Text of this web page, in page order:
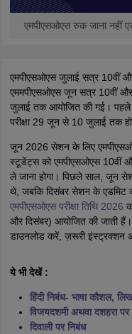
एमपीएसओएस रुक जाना नहीं
एमपीएसओएस जुलाई सत्र 10वीं और
एममपीएसओएस जून सत्र 10वीं
जुलाई तक आयोजित की गई।
परीक्षा 29 जून से 10 जुलाई तक
जून 2026 सेशन के लिए
स्टूडेंट्स को एमपीएसओएस 10वीं
ले जाना होगा। पिछले साल, जून
थे, जबकि दिसंबर सेशन के एडमिट
एमपीएसओएस परीक्षा तिथि 2026
और दिसंबर) आयोजित की जाती
डाउनलोड करें, ज़रूरी इंस्ट्रक्शन
ये भी देखें :
हिंदी निबंध- भाषा कौशल,
विजयदशमी अथवा दशहरा पर
दिवाली पर निबंध